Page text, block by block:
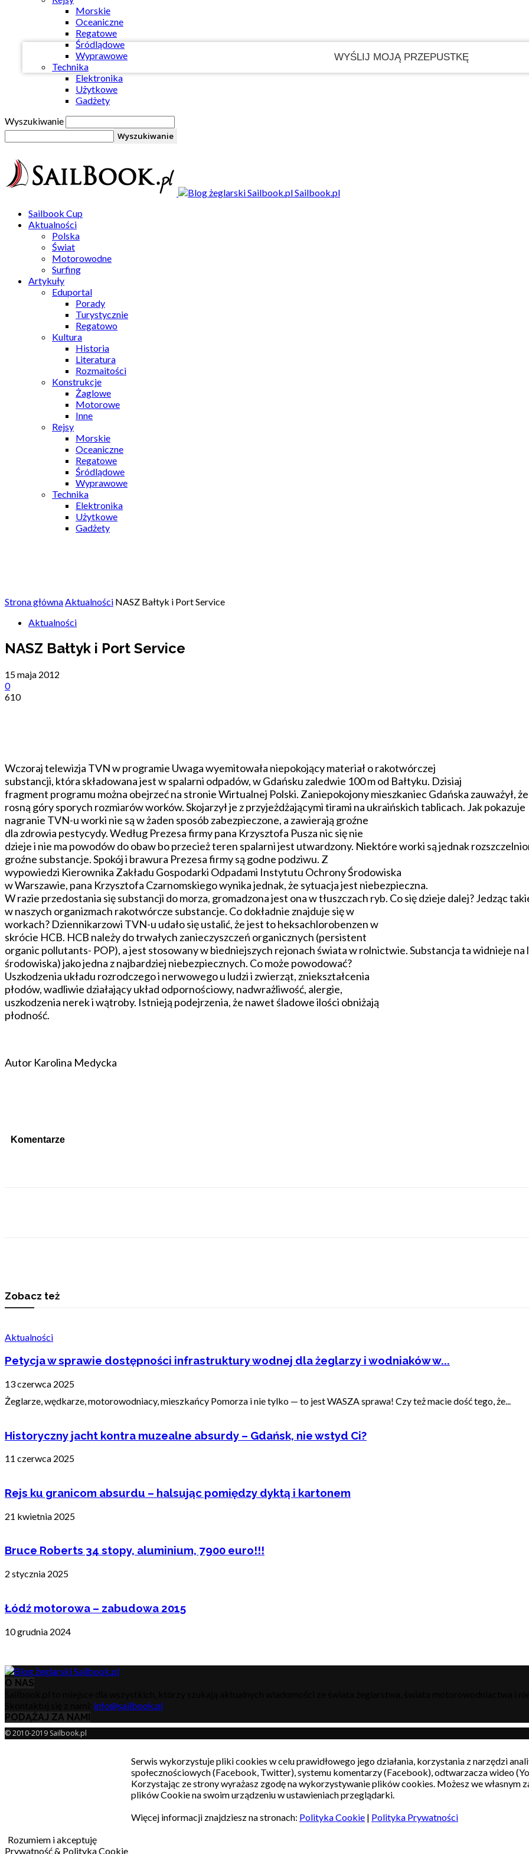
Morskie
Oceaniczne
Regatowe
Śródlądowe
Wyprawowe
Technika
Elektronika
Użytkowe
Gadżety
Wyszukiwanie
Sailbook.pl
Sailbook Cup
Aktualności
Polska
Świat
Motorowodne
Surfing
Artykuły
Eduportal
Porady
Turystycznie
Regatowo
Kultura
Historia
Literatura
Rozmaitości
Konstrukcje
Żaglowe
Motorowe
Inne
Rejsy
Morskie
Oceaniczne
Regatowe
Śródlądowe
Wyprawowe
Technika
Elektronika
Użytkowe
Gadżety
Strona głównaAktualności NASZ Bałtyk i Port Service
Aktualności
NASZ Bałtyk i Port Service
15 maja 2012
0
610
Wczoraj telewizja TVN w programie Uwaga wyemitowała niepokojący materiał o rakotwórczej
substancji, która składowana jest w spalarni odpadów, w Gdańsku zaledwie 100 m od Bałtyku. Dzisiaj
fragment programu można obejrzeć na stronie Wirtualnej Polski. Zaniepokojony mieszkaniec Gdańska zauważył,
rosną góry sporych rozmiarów worków. Skojarzył je z przyjeżdżającymi tirami na ukraińskich tablicach. Jak pokazuje
nagranie TVN-u worki nie są w żaden sposób zabezpieczone, a zawierają groźne
dla zdrowia pestycydy. Według Prezesa firmy pana Krzysztofa Pusza nic się nie
dzieje i nie ma powodów do obaw bo przecież teren spalarni jest utwardzony. Niektóre worki są jednak
groźne substancje. Spokój i brawura Prezesa firmy są godne podziwu. Z
wypowiedzi Kierownika Zakładu Gospodarki Odpadami Instytutu Ochrony Środowiska
w Warszawie, pana Krzysztofa Czarnomskiego wynika jednak, że sytuacja jest niebezpieczna.
W razie przedostania się substancji do morza, gromadzona jest ona w tłuszczach ryb. Co się dzieje dalej? Jedząc
w naszych organizmach rakotwórcze substancje. Co dokładnie znajduje się w
workach? Dziennikarzowi TVN-u udało się ustalić, że jest to heksachlorobenzen w
skrócie HCB. HCB należy do trwałych zanieczyszczeń organicznych (persistent
organic pollutants- POP), a jest stosowany w biedniejszych rejonach świata w rolnictwie. Substancja ta widnieje na
środowiska) jako jedna z najbardziej niebezpiecznych. Co może powodować?
Uszkodzenia układu rozrodczego i nerwowego u ludzi i zwierząt, zniekształcenia
płodów, wadliwie działający układ odpornościowy, nadwrażliwość, alergie,
uszkodzenia nerek i wątroby. Istnieją podejrzenia, że nawet śladowe ilości obniżają
płodność.
Autor Karolina Medycka
Komentarze
Zobacz też
Aktualności
Petycja w sprawie dostępności infrastruktury wodnej dla żeglarzy i wodniaków w...
13 czerwca 2025
Żeglarze, wędkarze, motorowodniacy, mieszkańcy Pomorza i nie tylko — to jest WASZA sprawa! Czy też macie dość tego, że...
Historyczny jacht kontra muzealne absurdy – Gdańsk, nie wstyd Ci?
11 czerwca 2025
Rejs ku granicom absurdu – halsując pomiędzy dyktą i kartonem
21 kwietnia 2025
Bruce Roberts 34 stopy, aluminium, 7900 euro!!!
2 stycznia 2025
Łódź motorowa – zabudowa 2015
10 grudnia 2024
O NAS
info@sailbook.pl
PODĄŻAJ ZA NAMI
© 2010-2019 Sailbook.pl
Serwis wykorzystuje pliki cookies w celu prawidłowego jego działania, korzystania z narzędzi
społecznościowych (Facebook, Twitter), systemu komentarzy (Facebook), odtwarzacza wideo
Korzystając ze strony wyrażasz zgodę na wykorzystywanie plików cookies. Możesz we własnym
plików Cookie na swoim urządzeniu w ustawieniach przeglądarki.
Więcej informacji znajdziesz na stronach: Polityka Cookie | Polityka Prywatności
Rozumiem i akceptuję
Prywatność & Polityka Cookie